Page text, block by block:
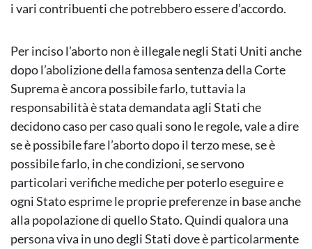
i vari contribuenti che potrebbero essere d’accordo.
Per inciso l’aborto non è illegale negli Stati Uniti anche
dopo l’abolizione della famosa sentenza della Corte
Suprema è ancora possibile farlo, tuttavia la
responsabilità è stata demandata agli Stati che
decidono caso per caso quali sono le regole, vale a dire
se è possibile fare l’aborto dopo il terzo mese, se è
possibile farlo, in che condizioni, se servono
particolari verifiche mediche per poterlo eseguire e
ogni Stato esprime le proprie preferenze in base anche
alla popolazione di quello Stato. Quindi qualora una
persona viva in uno degli Stati dove è particolarmente